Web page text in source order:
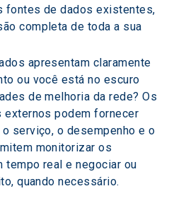
fontes de dados existentes,
completa de toda a sua
apresentam claramente
ou você está no escuro
de melhoria da rede? Os
externos podem fornecer
serviço, o desempenho e o
monitorizar os
tempo real e negociar ou
quando necessário.